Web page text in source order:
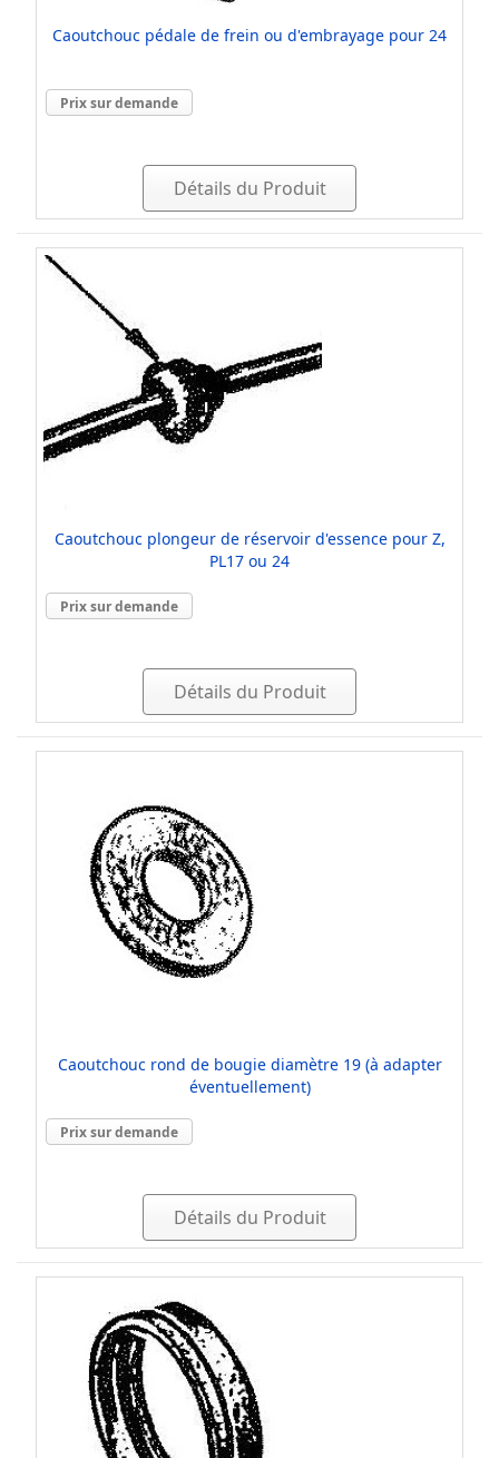
Caoutchouc pédale de frein ou d'embrayage pour 24
Prix sur demande
Détails du Produit
Caoutchouc plongeur de réservoir d'essence pour Z,
PL17 ou 24
Prix sur demande
Détails du Produit
Caoutchouc rond de bougie diamètre 19 (à adapter
éventuellement)
Prix sur demande
Détails du Produit